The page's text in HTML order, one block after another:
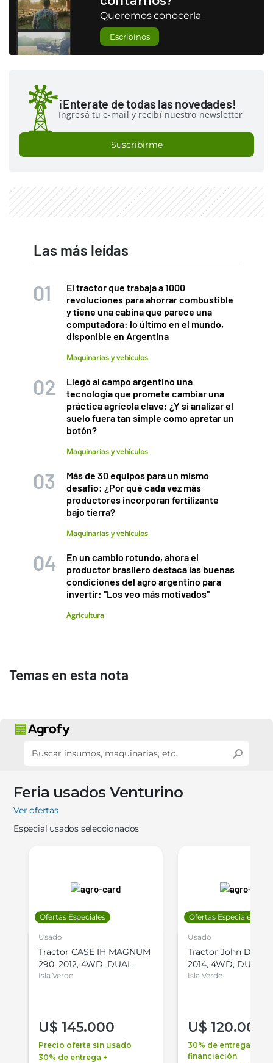
Queremos conocerla
Escribinos
¡Enterate de todas las novedades!
Ingresá tu e-mail y recibí nuestro newsletter
Suscribirme
Las más leídas
El tractor que trabaja a 1000
revoluciones para ahorrar combustible
y tiene una cabina que parece una
computadora: lo último en el mundo,
disponible en Argentina
Maquinarias y vehículos
Llegó al campo argentino una
tecnología que promete cambiar una
práctica agrícola clave: ¿Y si analizar el
suelo fuera tan simple como apretar un
botón?
Maquinarias y vehículos
Más de 30 equipos para un mismo
desafío: ¿Por qué cada vez más
productores incorporan fertilizante
bajo tierra?
Maquinarias y vehículos
En un cambio rotundo, ahora el
productor brasilero destaca las buenas
condiciones del agro argentino para
invertir: "Los veo más motivados"
Agricultura
Temas en esta nota
Feria usados Venturino
Ver ofertas
Especial usados seleccionados
Ofertas Especiales
Usado
Tractor CASE IH MAGNUM
290, 2012, 4WD, DUAL
Isla Verde
U$ 145.000
Precio oferta sin usado
30% de entrega +
Ofertas Especiales
Usado
Tractor John Deere
2014, 4WD, DUAL
Isla Verde
U$ 120.000
30% de entrega +
financiación